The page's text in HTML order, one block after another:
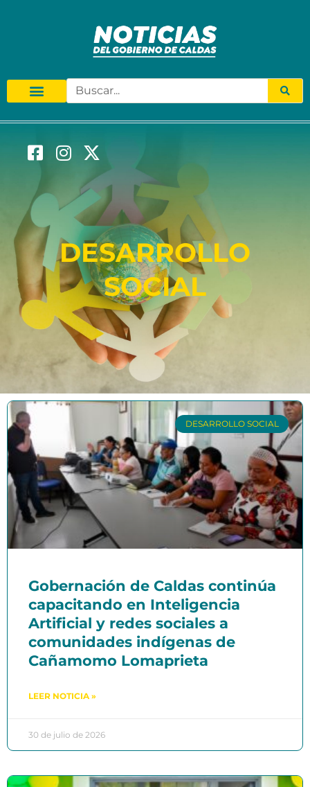
DESARROLLO
SOCIAL
DESARROLLO SOCIAL
Gobernación de Caldas continúa
capacitando en Inteligencia
Artificial y redes sociales a
comunidades indígenas de
Cañamomo Lomaprieta
LEER NOTICIA »
30 de julio de 2026